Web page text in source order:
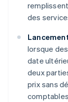
des
lorsque
date
deux
prix sans